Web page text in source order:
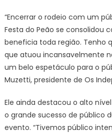
“Encerrar o rodeio com um
Festa do Peão se consolidou
beneficia toda região. Tenho
que atuou incansavelmente
um belo espetáculo para o
Muzetti, presidente de Os
Ele ainda destacou o alto
o grande sucesso de público
evento. “Tivemos público